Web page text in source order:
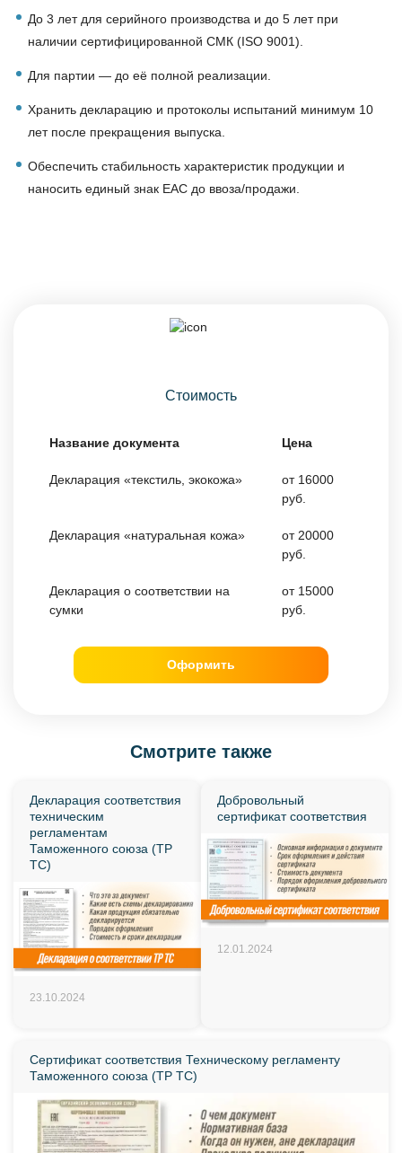
До 3 лет для серийного производства и до 5 лет при
наличии сертифицированной СМК (ISO 9001).
Для партии — до её полной реализации.
Хранить декларацию и протоколы испытаний минимум 10
лет после прекращения выпуска.
Обеспечить стабильность характеристик продукции и
наносить единый знак EAC до ввоза/продажи.
Стоимость
Название документа Цена
Декларация «текстиль, экокожа»
от 16000
руб.
Декларация «натуральная кожа»
от 20000
руб.
Декларация о соответствии на
сумки
от 15000
руб.
Оформить
Смотрите также
Декларация соответствия
техническим
регламентам
Таможенного союза (ТР
ТС)
23.10.2024
Добровольный
сертификат соответствия
12.01.2024
Сертификат соответствия Техническому регламенту
Таможенного союза (ТР ТС)